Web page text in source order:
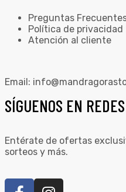
Preguntas
Política de privacidad
Atención al cliente
Email:
SÍGUENOS EN
Entérate de ofertas
sorteos y más.